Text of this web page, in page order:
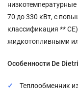
70 до 330 кВт, с
классификация **
жидкотопливными
Особенности De
Теплообменник